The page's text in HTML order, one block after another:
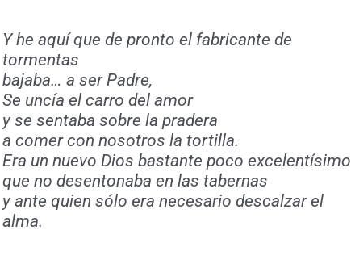
Y he aquí que de pronto el fabricante de
tormentas
bajaba… a ser Padre,
Se uncía el carro del amor
y se sentaba sobre la pradera
a comer con nosotros la tortilla.
Era un nuevo Dios bastante poco excelentísimo
que no desentonaba en las tabernas
y ante quien sólo era necesario descalzar el
alma.